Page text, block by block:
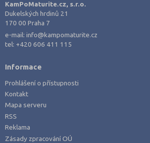
Opava (1)
Ostrava-město (1)
Pardubice (1)
Praha hlavní město (10)
Prachatice (1)
Příbram (3)
Rychnov nad Kněžnou (1)
KamPoMaturite.cz, s.r.o.
Dukelských hrdinů 21
170 00 Praha 7
e-mail:info@kampomaturite.cz
tel: +420 606 411 115
Informace
Prohlášení o přístupnosti
Kontakt
Mapa serveru
RSS
Reklama
Zásady zpracování OÚ